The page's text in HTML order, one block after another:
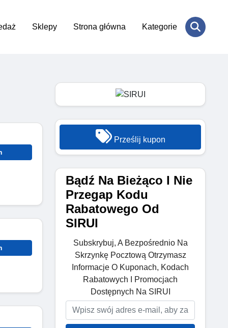
Sklepy Strona główna Kategorie
Prześlij kupon
Bądź Na Bieżąco I Nie
Przegap Kodu
Rabatowego Od
SIRUI
Subskrybuj, A Bezpośrednio Na
Skrzynkę Pocztową Otrzymasz
Informacje O Kuponach, Kodach
Rabatowych I Promocjach
Dostępnych Na SIRUI